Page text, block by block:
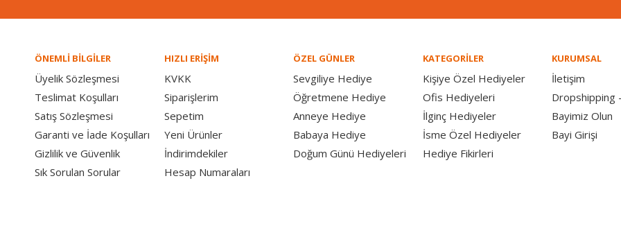
ÖNEMLİ BİLGİLER
Üyelik Sözleşmesi
Teslimat Koşulları
Satış Sözleşmesi
Garanti ve İade Koşulları
Gizlilik ve Güvenlik
Sık Sorulan Sorular
HIZLI ERİŞİM
KVKK
Siparişlerim
Sepetim
Yeni Ürünler
İndirimdekiler
Hesap Numaraları
ÖZEL GÜNLER
Sevgiliye Hediye
Öğretmene Hediye
Anneye Hediye
Babaya Hediye
Doğum Günü Hediyeleri
KATEGORİLER
Kişiye Özel Hediyeler
Ofis Hediyeleri
İlginç Hediyeler
İsme Özel Hediyeler
Hediye Fikirleri
KURUMSAL
İletişim
Dropshipping
Bayimiz Olun
Bayi Girişi